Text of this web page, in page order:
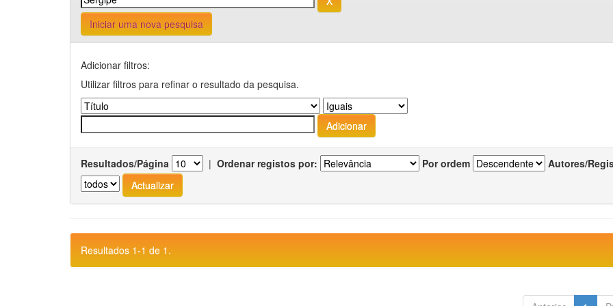
Iniciar uma nova pesquisa
Adicionar filtros:
Utilizar filtros para refinar o resultado da pesquisa.
Resultados/Página | Ordenar registos por: Por ordem Autores/
Resultados 1-1 de 1.